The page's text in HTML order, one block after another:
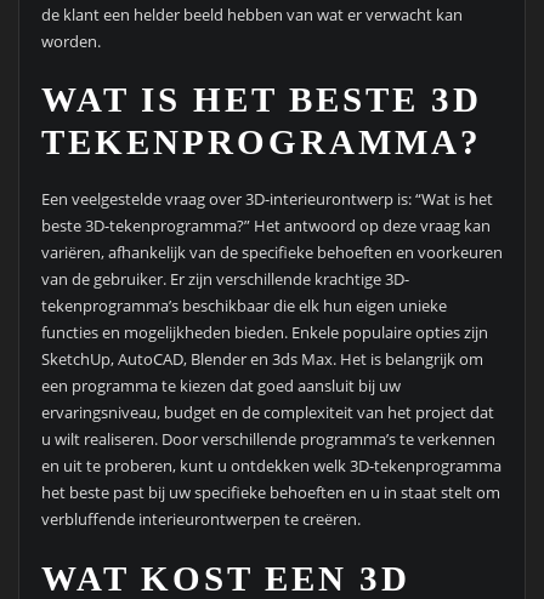
de klant een helder beeld hebben van wat er verwacht kan
worden.
WAT IS HET BESTE 3D
TEKENPROGRAMMA?
Een veelgestelde vraag over 3D-interieurontwerp is: “Wat is het
beste 3D-tekenprogramma?” Het antwoord op deze vraag kan
variëren, afhankelijk van de specifieke behoeften en voorkeuren
van de gebruiker. Er zijn verschillende krachtige 3D-
tekenprogramma’s beschikbaar die elk hun eigen unieke
functies en mogelijkheden bieden. Enkele populaire opties zijn
SketchUp, AutoCAD, Blender en 3ds Max. Het is belangrijk om
een programma te kiezen dat goed aansluit bij uw
ervaringsniveau, budget en de complexiteit van het project dat
u wilt realiseren. Door verschillende programma’s te verkennen
en uit te proberen, kunt u ontdekken welk 3D-tekenprogramma
het beste past bij uw specifieke behoeften en u in staat stelt om
verbluffende interieurontwerpen te creëren.
WAT KOST EEN 3D